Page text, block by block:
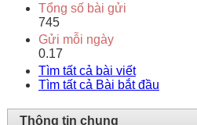
Tổng số bài gửi
745
Gửi mỗi ngày
0.17
Tìm tất cả bài viết
Tìm tất cả Bài bắt đầu
Thông tin chung